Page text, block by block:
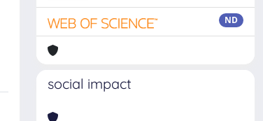
ND
social impact